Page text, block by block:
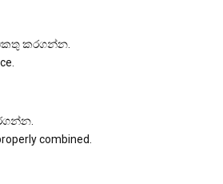
කරගන්න.
combined.